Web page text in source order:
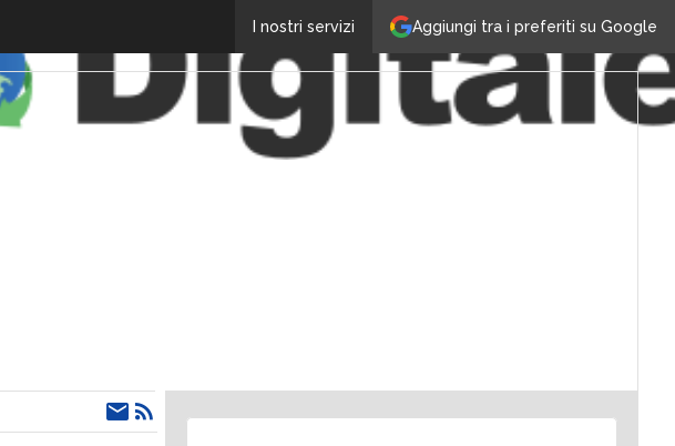
Aggiungi tra i preferiti su Google
I nostri servizi